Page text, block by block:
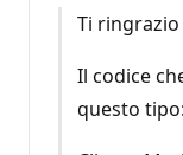
Ti
Il codice
questo tipo: